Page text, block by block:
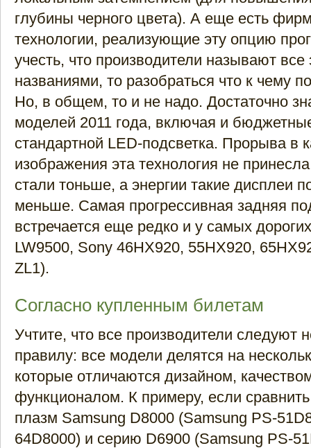
глубины черного цвета). А еще есть
технологии, реализующие эту опцию
учесть, что производители называют
названиями, то разобраться что к чему
Но, в общем, то и не надо. Достаточно
моделей 2011 года, включая и
стандартной LED-подсветка. Прорыва в
изображения эта технология не
стали тоньше, а энергии такие дисплеи
меньше. Самая прогрессивная задняя
встречается еще редко и у самых
LW9500, Sony 46HX920, 55HX920,
ZL1).
Согласно купленным билетам
Учтите, что все производители следуют
правилу: все модели делятся на
которые отличаются дизайном,
функционалом. К примеру, если
плазм Samsung D8000 (Samsung PS-
64D8000) и серию D6900 (Samsung PS-